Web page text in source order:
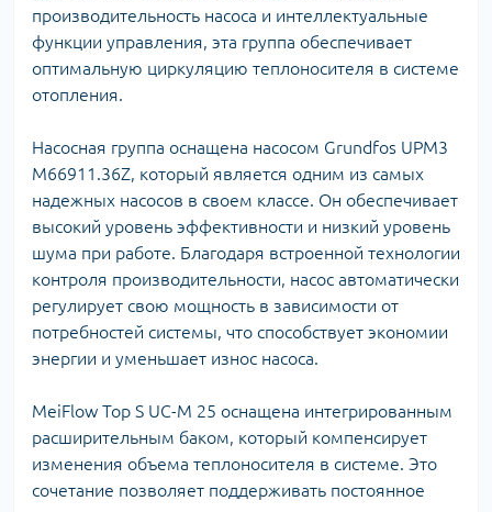
производительность насоса и интеллектуальные
функции управления, эта группа обеспечивает
оптимальную циркуляцию теплоносителя в системе
отопления.
Насосная группа оснащена насосом Grundfos UPM3
M66911.36Z, который является одним из самых
надежных насосов в своем классе. Он обеспечивает
высокий уровень эффективности и низкий уровень
шума при работе. Благодаря встроенной технологии
контроля производительности, насос автоматически
регулирует свою мощность в зависимости от
потребностей системы, что способствует экономии
энергии и уменьшает износ насоса.
MeiFlow Top S UC-M 25 оснащена интегрированным
расширительным баком, который компенсирует
изменения объема теплоносителя в системе. Это
сочетание позволяет поддерживать постоянное